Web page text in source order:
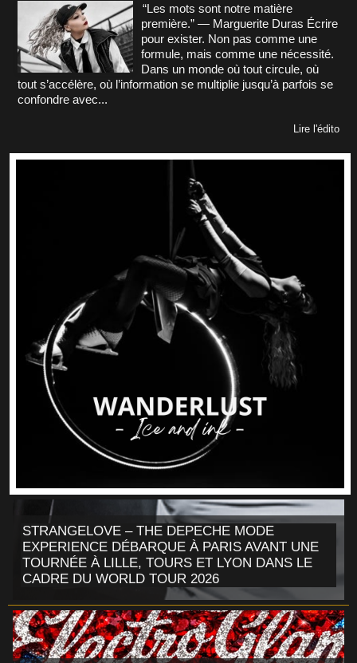
“Les mots sont notre matière
première.” — Marguerite Duras Écrire
pour exister. Non pas comme une
formule, mais comme une nécessité.
Dans un monde où tout circule, où
tout s’accélère, où l’information se multiplie jusqu’à parfois se
confondre avec...
Lire l'édito
STRANGELOVE – THE DEPECHE MODE
EXPERIENCE DÉBARQUE À PARIS AVANT UNE
TOURNÉE À LILLE, TOURS ET LYON DANS LE
CADRE DU WORLD TOUR 2026